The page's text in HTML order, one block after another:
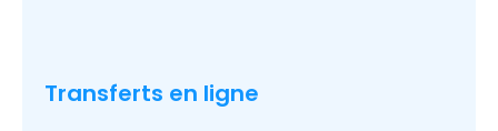
Transferts en ligne